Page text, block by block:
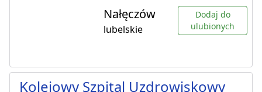
Nałęczów
lubelskie
Dodaj do
ulubionych
Kolejowy Szpital Uzdrowiskowy